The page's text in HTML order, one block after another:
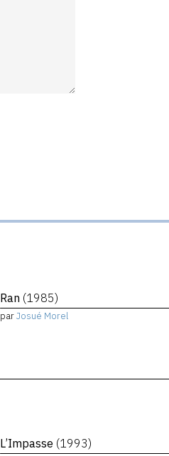
Ran (1985)
parJosué Morel
L’Impasse (1993)